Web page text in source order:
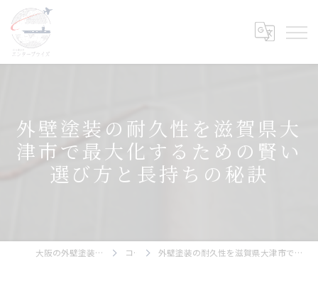
外壁塗装の耐久性を滋賀県大
津市で最大化するための賢い
選び方と長持ちの秘訣
大阪の外壁塗装ならエンタープライズ コラム 外壁塗装の耐久性を滋賀県大津市で最大化するための賢い選び方と長持ちの秘訣